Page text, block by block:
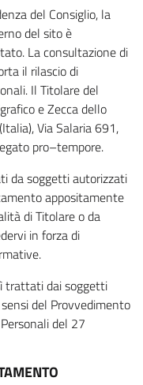
del Consiglio, la
del sito è
La consultazione di
il rilascio di
Il Titolare del
e Zecca dello
Via Salaria 691,
pro–tempore.
da soggetti autorizzati
appositamente
di Titolare o da
in forza di
trattati dai soggetti
del Provvedimento
del 27